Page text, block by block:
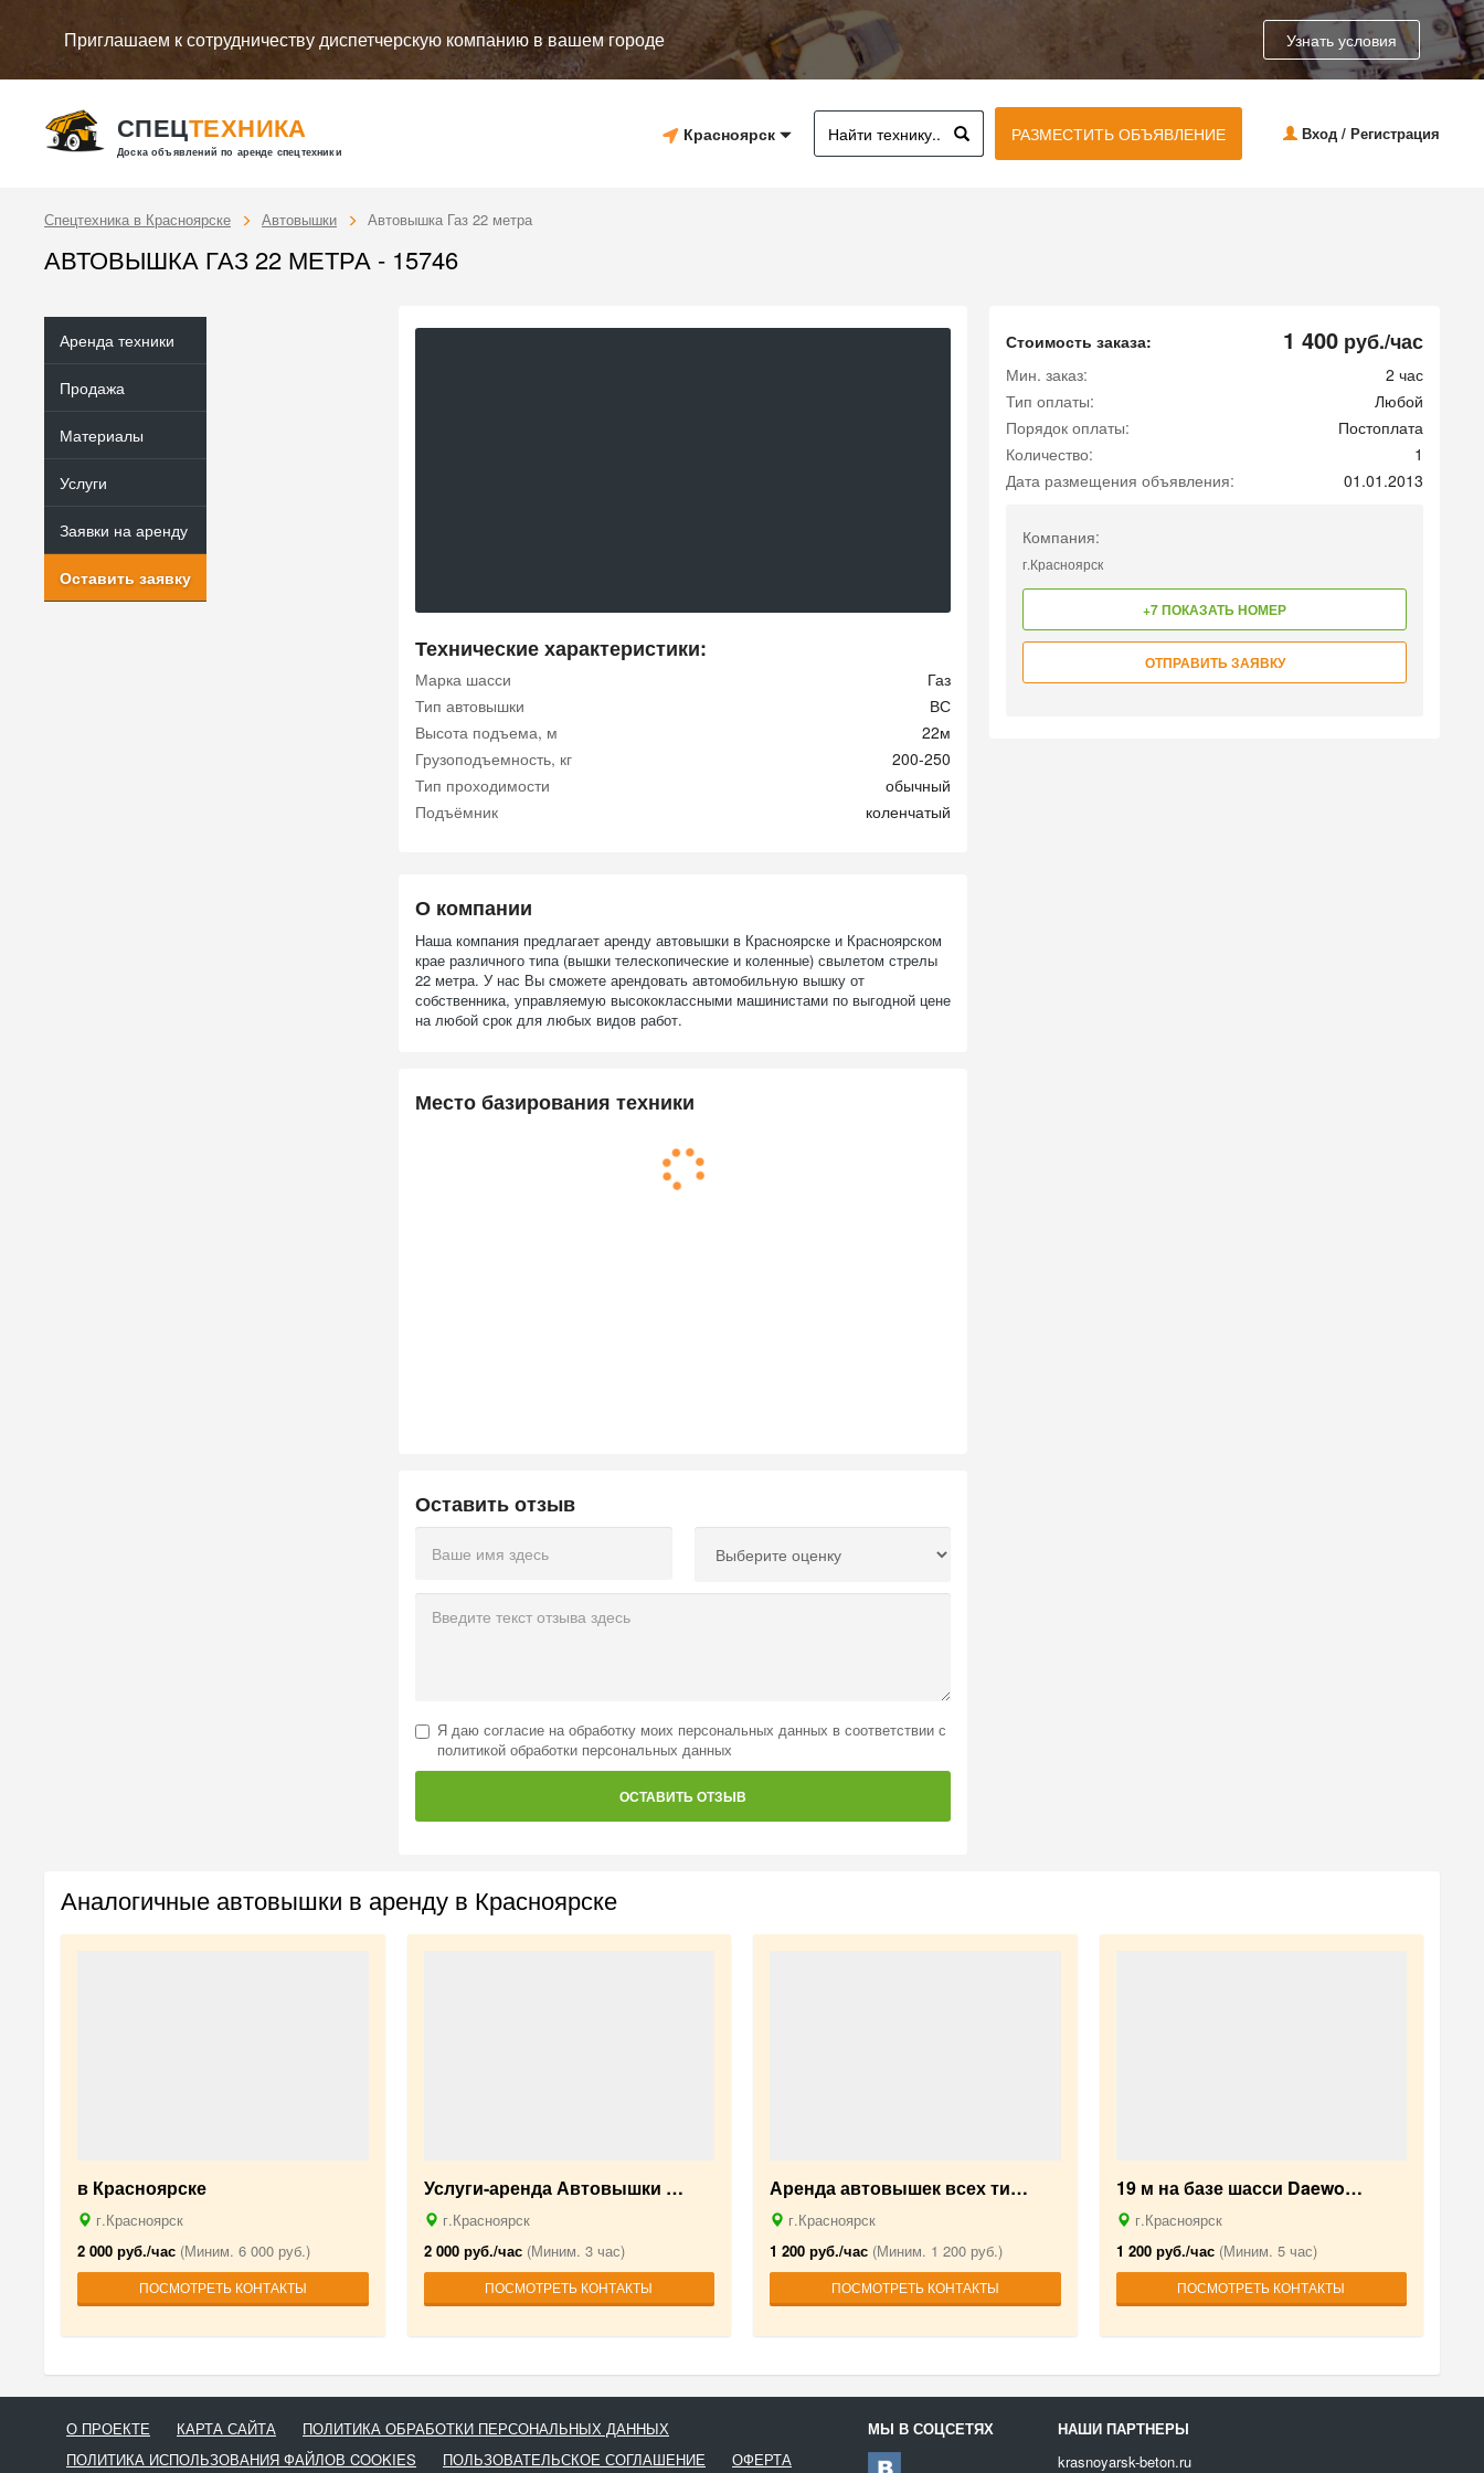
Приглашаем к сотрудничеству диспетчерскую компанию в вашем городе Узнать условия
СПЕЦТЕХНИКА
Доска объявлений по аренде спецтехники
Красноярск РАЗМЕСТИТЬ ОБЪЯВЛЕНИЕ Вход / Регистрация
Спецтехника в Красноярске Автовышки Автовышка Газ 22 метра
АВТОВЫШКА ГАЗ 22 МЕТРА - 15746
Аренда техники
Продажа
Материалы
Услуги
Заявки на аренду
Оставить заявку
Технические характеристики:
Марка шасси
Газ
Тип автовышки
ВС
Высота подъема, м
22м
Грузоподъемность, кг
200-250
Тип проходимости
обычный
Подъёмник
коленчатый
О компании
Наша компания предлагает аренду автовышки в Красноярске и Красноярском
крае различного типа (вышки телескопические и коленные) свылетом стрелы
22 метра. У нас Вы сможете арендовать автомобильную вышку от
собственника, управляемую высококлассными машинистами по выгодной цене
на любой срок для любых видов работ.
Место базирования техники
Оставить отзыв
Я даю согласие на обработку моих персональных данных в соответствии с
политикой обработки персональных данных
ОСТАВИТЬ ОТЗЫВ
Стоимость заказа: 1 400 руб./час
Мин. заказ:
2 час
Тип оплаты:
Любой
Порядок оплаты:
Постоплата
Количество:
1
Дата размещения объявления:
01.01.2013
Компания:
г.Красноярск
+7 ПОКАЗАТЬ НОМЕР
ОТПРАВИТЬ ЗАЯВКУ
Аналогичные автовышки в аренду в Красноярске
в Красноярске
г.Красноярск
2 000 руб./час (Миним. 6 000 руб.)
ПОСМОТРЕТЬ КОНТАКТЫ
Услуги-аренда Автовышки …
г.Красноярск
2 000 руб./час(Миним. 3 час)
ПОСМОТРЕТЬ КОНТАКТЫ
Аренда автовышек всех ти…
г.Красноярск
1 200 руб./час (Миним. 1 200 руб.)
ПОСМОТРЕТЬ КОНТАКТЫ
19 м на базе шасси Daewo…
г.Красноярск
1 200 руб./час(Миним. 5 час)
ПОСМОТРЕТЬ КОНТАКТЫ
О ПРОЕКТЕ КАРТА САЙТА
ПОЛИТИКА ОБРАБОТКИ ПЕРСОНАЛЬНЫХ ДАННЫХ
ПОЛИТИКА ИСПОЛЬЗОВАНИЯ ФАЙЛОВ COOKIES
ПОЛЬЗОВАТЕЛЬСКОЕ СОГЛАШЕНИЕ ОФЕРТА
МЫ В СОЦСЕТЯХ
НАШИ ПАРТНЕРЫ
krasnoyarsk-beton.ru